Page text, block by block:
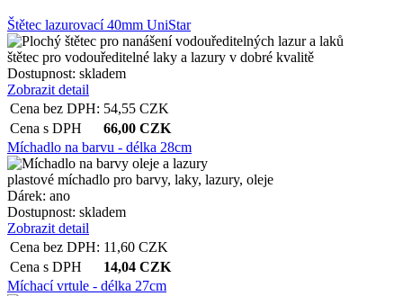
Štětec lazurovací 40mm UniStar
štětec pro vodouředitelné laky a lazury v dobré kvalitě
Dostupnost: skladem
Zobrazit detail
Cena bez DPH: 54,55 CZK
Cena s DPH
66,00 CZK
Míchadlo na barvu - délka 28cm
plastové míchadlo pro barvy, laky, lazury, oleje
Dárek: ano
Dostupnost: skladem
Zobrazit detail
Cena bez DPH: 11,60 CZK
Cena s DPH
14,04 CZK
Míchací vrtule - délka 27cm